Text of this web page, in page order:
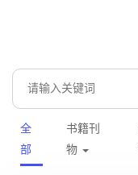
全
部
书籍刊
物